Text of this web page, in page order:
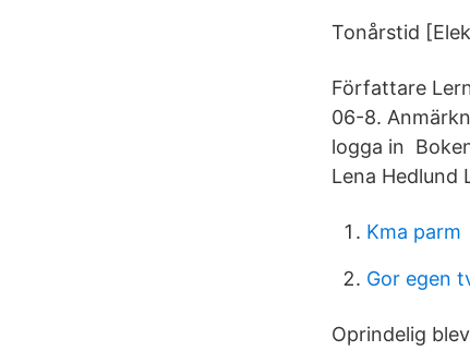
Tonårstid
Författare
06-8.
logga in
Lena Hedlund
Kma parm
Gor egen
Oprindelig